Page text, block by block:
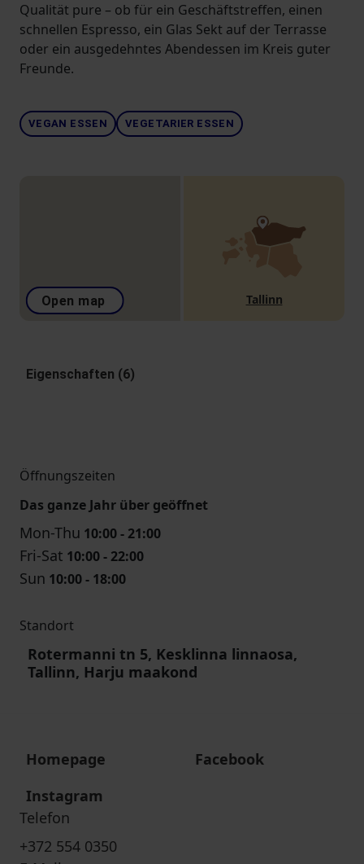
Qualität pure – ob für ein Geschäftstreffen, einen
schnellen Espresso, ein Glas Sekt auf der Terrasse
oder ein ausgedehntes Abendessen im Kreis guter
Freunde.
VEGAN ESSEN VEGETARIER ESSEN
Open map Tallinn
Eigenschaften (6)
Öffnungszeiten
Das ganze Jahr über geöffnet
Mon-Thu 10:00 - 21:00
Fri-Sat 10:00 - 22:00
Sun 10:00 - 18:00
Standort
Rotermanni tn 5, Kesklinna linnaosa,
Tallinn, Harju maakond
Homepage
Facebook
Instagram
Telefon
+372 554 0350